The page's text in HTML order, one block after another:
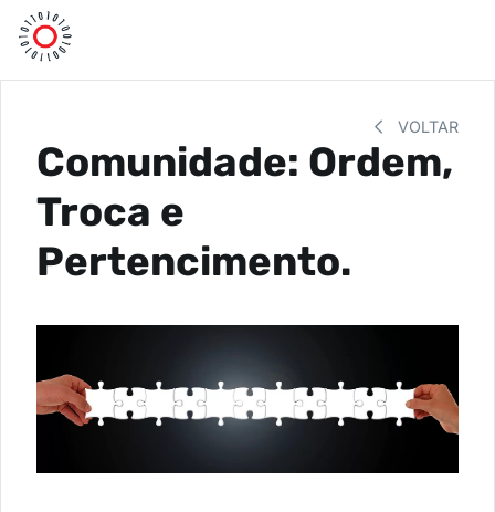
VOLTAR
Comunidade: Ordem,
Troca e
Pertencimento.